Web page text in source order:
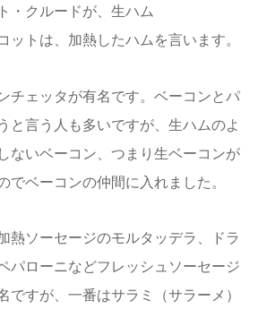
・クルードが、生ハム
ットは、加熱したハムを言います。
チェッタが有名です。ベーコンとパ
と言う人も多いですが、生ハムのよ
ないベーコン、つまり生ベーコンが
でベーコンの仲間に入れました。
熱ソーセージのモルタッデラ、ドラ
パローニなどフレッシュソーセージ
ですが、一番はサラミ（サラーメ）